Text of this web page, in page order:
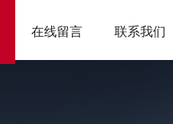
在线留言 联系我们